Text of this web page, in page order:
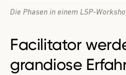
Die Phasen in einem LSP-
Facilitator
grandiose